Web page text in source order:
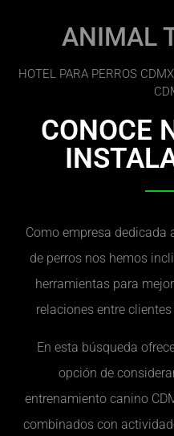
ANIMAL
HOTEL PARA PERROS
CONOCE
Como empresa dedicada
de perros nos hemos
herramientas para
relaciones entre
En esta búsqueda
opción de
entrenamiento canino
combinados con